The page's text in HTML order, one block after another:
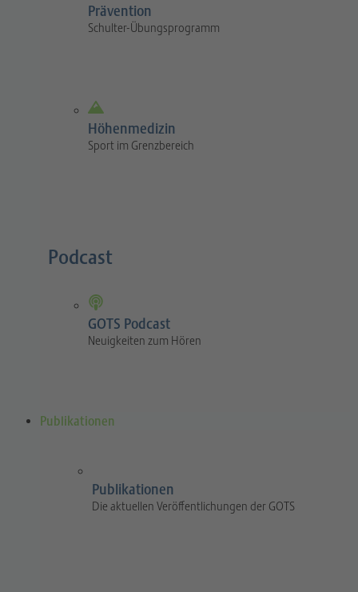
Prävention
Schulter-Übungsprogramm
Höhenmedizin
Sport im Grenzbereich
Podcast
GOTS Podcast
Neuigkeiten zum Hören
Publikationen
Publikationen
Die aktuellen Veröffentlichungen der GOTS